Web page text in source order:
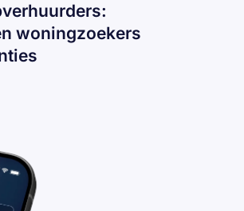
woningzoekers